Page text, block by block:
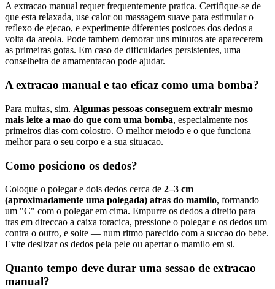
A extracao manual requer frequentemente pratica. Certifique-se de
que esta relaxada, use calor ou massagem suave para estimular o
reflexo de ejecao, e experimente diferentes posicoes dos dedos a
volta da areola. Pode tambem demorar uns minutos ate aparecerem
as primeiras gotas. Em caso de dificuldades persistentes, uma
conselheira de amamentacao pode ajudar.
A extracao manual e tao eficaz como uma bomba?
Para muitas, sim. Algumas pessoas conseguem extrair mesmo
mais leite a mao do que com uma bomba, especialmente nos
primeiros dias com colostro. O melhor metodo e o que funciona
melhor para o seu corpo e a sua situacao.
Como posiciono os dedos?
Coloque o polegar e dois dedos cerca de 2–3 cm
(aproximadamente uma polegada) atras do mamilo, formando
um "C" com o polegar em cima. Empurre os dedos a direito para
tras em direccao a caixa toracica, pressione o polegar e os dedos um
contra o outro, e solte — num ritmo parecido com a succao do bebe.
Evite deslizar os dedos pela pele ou apertar o mamilo em si.
Quanto tempo deve durar uma sessao de extracao
manual?